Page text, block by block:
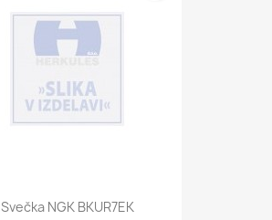
Svečka NGK BKUR7EK